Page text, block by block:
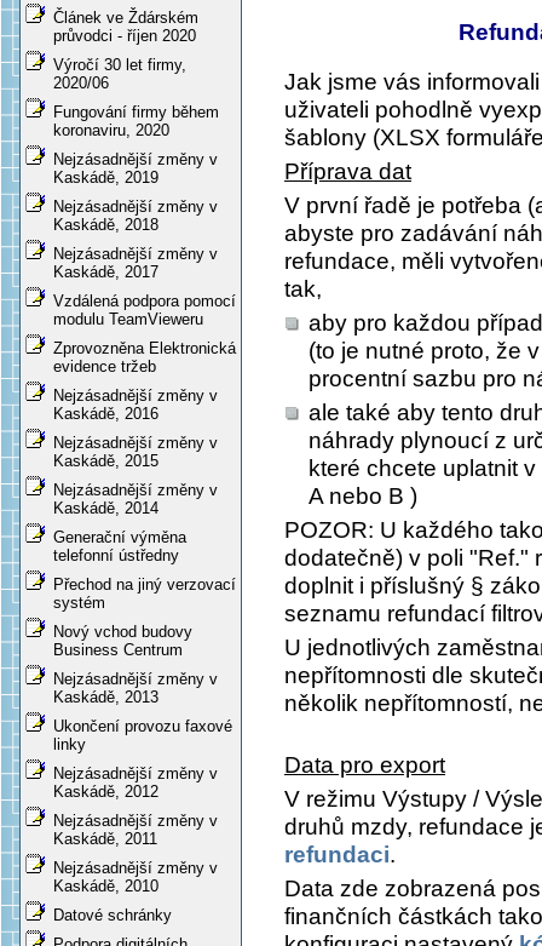
Článek ve Ždárském
průvodci - říjen 2020
Výročí 30 let firmy,
2020/06
Fungování firmy během
koronaviru, 2020
Nejzásadnější změny v
Kaskádě, 2019
Nejzásadnější změny v
Kaskádě, 2018
Nejzásadnější změny v
Kaskádě, 2017
Vzdálená podpora pomocí
modulu TeamVieweru
Zprovozněna Elektronická
evidence tržeb
Nejzásadnější změny v
Kaskádě, 2016
Nejzásadnější změny v
Kaskádě, 2015
Nejzásadnější změny v
Kaskádě, 2014
Generační výměna
telefonní ústředny
Přechod na jiný verzovací
systém
Nový vchod budovy
Business Centrum
Nejzásadnější změny v
Kaskádě, 2013
Ukončení provozu faxové
linky
Nejzásadnější změny v
Kaskádě, 2012
Nejzásadnější změny v
Kaskádě, 2011
Nejzásadnější změny v
Kaskádě, 2010
Datové schránky
Jak jsme vás
uživateli pohodlně
šablony (XLSX
Příprava dat
V první řadě je potřeba
abyste pro zadávání
refundace, měli
tak,
aby pro každou
(to je nutné proto, že
procentní sazbu pro
ale také aby tento
náhrady plynoucí z
které chcete uplatnit
A nebo B )
POZOR: U každého
dodatečně) v poli "Ref."
doplnit i příslušný §
seznamu refundací
U jednotlivých
nepřítomnosti dle
několik nepřítomností,
Data pro export
V režimu Výstupy /
druhů mzdy, refundace
refundaci.
Data zde zobrazená
finančních částkách